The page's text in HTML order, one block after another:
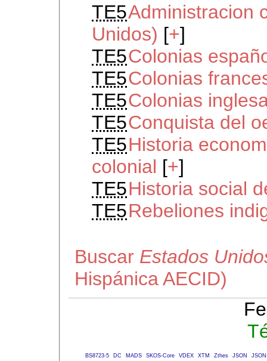
TE5Administracion
Unidos) [+]
TE5Colonias
TE5Colonias
TE5Colonias
TE5Conquista del
TE5Historia
colonial [+]
TE5Historia social
TE5Rebeliones
Buscar Estados
Hispánica AECID)
BS8723-5 DC MADS SKOS-Core VDEX XTM Zthes JSON